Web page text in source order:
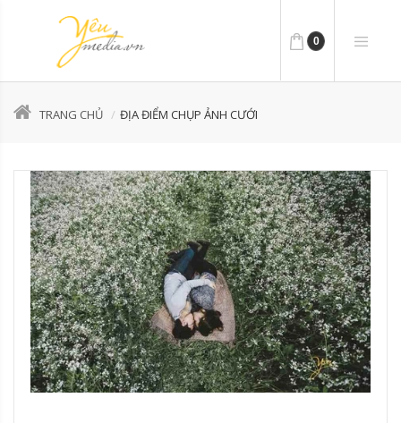
0
TRANG CHỦ ĐỊA ĐIỂM CHỤP ẢNH CƯỚI